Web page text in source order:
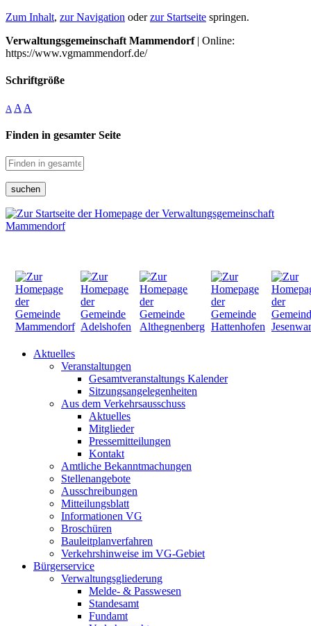
Zum Inhalt, zur Navigation oderzur Startseite springen.
Verwaltungsgemeinschaft Mammendorf| Online:
https://www.vgmammendorf.de/
Schriftgröße
A A A
Finden in gesamter Seite
suchen
Aktuelles
Veranstaltungen
Gesamtveranstaltungs Kalender
Sitzungsangelegenheiten
Aus dem Verkehrsausschuss
Aktuelles
Mitglieder
Pressemitteilungen
Kontakt
Amtliche Bekanntmachungen
Stellenangebote
Ausschreibungen
Mitteilungsblatt
Informationen VG
Broschüren
Bauleitplanverfahren
Verkehrshinweise im VG-Gebiet
Bürgerservice
Verwaltungsgliederung
Melde- & Passwesen
Standesamt
Fundamt